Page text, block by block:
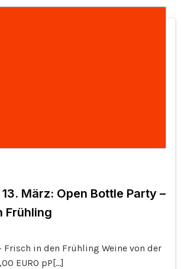
13. März: Open Bottle Party –
Frühling
Frisch in den Frühling Weine von der
EURO pP[…]